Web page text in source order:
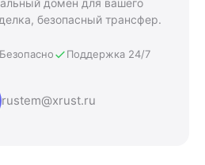
домен для вашего
безопасный трансфер.
Безопасно Поддержка 24/7
rustem@xrust.ru